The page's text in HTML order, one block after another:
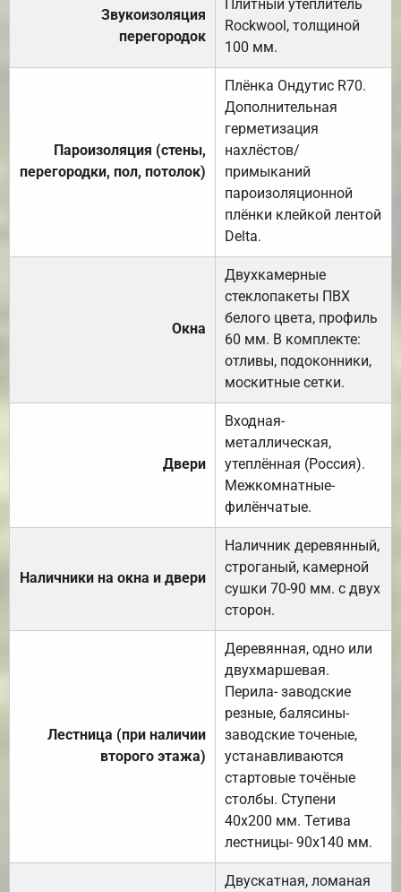
Звукоизоляция
перегородок
Плитный утеплитель
Rockwool, толщиной
100 мм.
Пароизоляция (стены,
перегородки, пол, потолок)
Плёнка Ондутис R70.
Дополнительная
герметизация
нахлёстов/
примыканий
пароизоляционной
плёнки клейкой лентой
Delta.
Окна
Двухкамерные
стеклопакеты ПВХ
белого цвета, профиль
60 мм. В комплекте:
отливы, подоконники,
москитные сетки.
Двери
Входная-
металлическая,
утеплённая (Россия).
Межкомнатные-
филёнчатые.
Наличники на окна и двери
Наличник деревянный,
строганый, камерной
сушки 70-90 мм. с двух
сторон.
Лестница (при наличии
второго этажа)
Деревянная, одно или
двухмаршевая.
Перила- заводские
резные, балясины-
заводские точеные,
устанавливаются
стартовые точёные
столбы. Ступени
40х200 мм. Тетива
лестницы- 90х140 мм.
Двускатная, ломаная